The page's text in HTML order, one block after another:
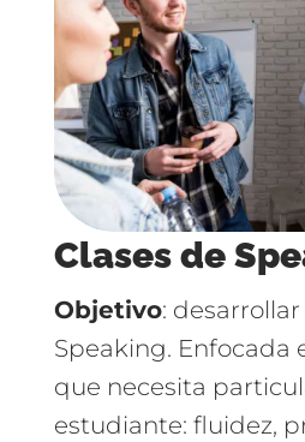
Clases de
Objetivo:
Speaking. Enfocada
que necesita
estudiante: fluidez,